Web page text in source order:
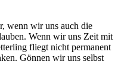
wenn wir uns auch die
Wenn wir uns Zeit mit
fliegt nicht permanent
Gönnen wir uns selbst